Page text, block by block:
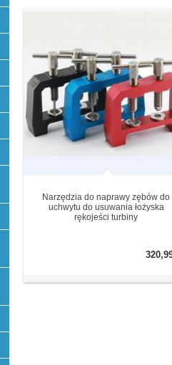
Narzędzia do naprawy zębów do
uchwytu do usuwania łożyska
rękojeści turbiny